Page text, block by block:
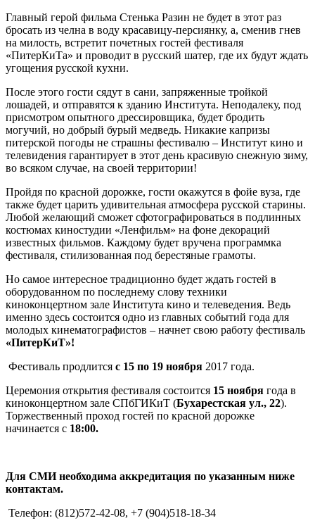
Главный герой фильма Стенька Разин не будет в этот раз
бросать из челна в воду красавицу-персиянку, а, сменив гнев
на милость, встретит почетных гостей фестиваля
«ПитерКиТа» и проводит в русский шатер, где их будут ждать
угощения русской кухни.
После этого гости сядут в сани, запряженные тройкой
лошадей, и отправятся к зданию Института. Неподалеку, под
присмотром опытного дрессировщика, будет бродить
могучий, но добрый бурый медведь. Никакие капризы
питерской погоды не страшны фестивалю – Институт кино и
телевидения гарантирует в этот день красивую снежную зиму,
во всяком случае, на своей территории!
Пройдя по красной дорожке, гости окажутся в фойе вуза, где
также будет царить удивительная атмосфера русской старины.
Любой желающий сможет сфотографироваться в подлинных
костюмах киностудии «Ленфильм» на фоне декораций
известных фильмов. Каждому будет вручена программка
фестиваля, стилизованная под берестяные грамоты.
Но самое интересное традиционно будет ждать гостей в
оборудованном по последнему слову техники
киноконцертном зале Института кино и телеведения. Ведь
именно здесь состоится одно из главных событий года для
молодых кинематографистов – начнет свою работу фестиваль
«ПитерКиТ»!
Фестиваль продлится с 15 по 19 ноября 2017 года.
Церемония открытия фестиваля состоится 15 ноября года в
киноконцертном зале СПбГИКиТ (Бухарестская ул., 22).
Торжественный проход гостей по красной дорожке
начинается с 18:00.
Для СМИ необходима аккредитация по указанным ниже
контактам.
Телефон: (812)572-42-08, +7 (904)518-18-34